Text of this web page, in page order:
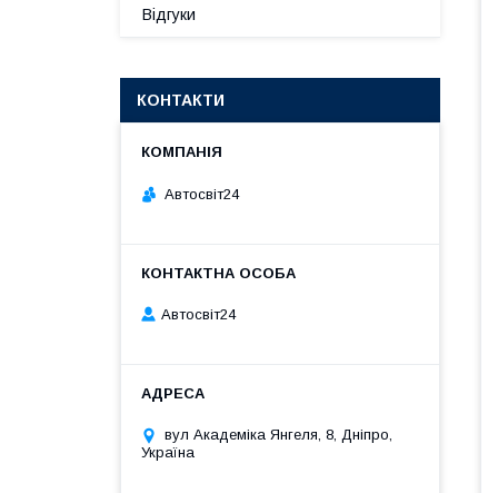
Відгуки
КОНТАКТИ
Автосвіт24
Автосвіт24
вул Академіка Янгеля, 8, Дніпро,
Україна